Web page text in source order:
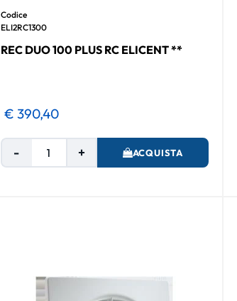
Codice
ELI2RC1300
REC DUO 100 PLUS RC ELICENT **
€ 390,40
Quantità ACQUISTA